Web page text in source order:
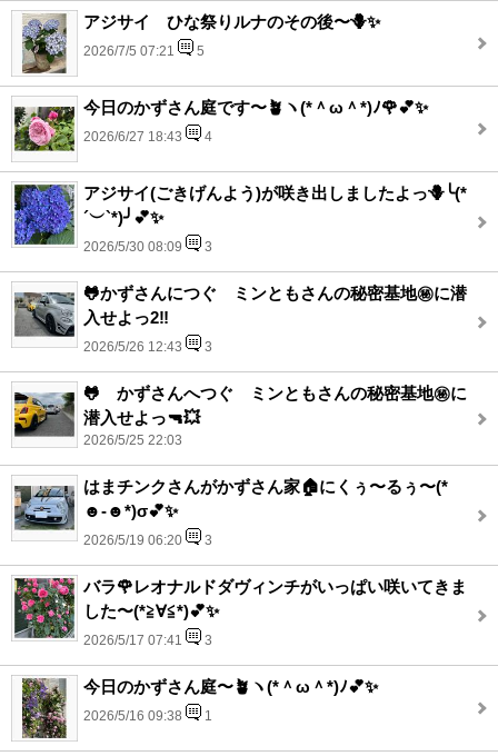
アジサイ ひな祭りルナのその後〜🪻✨
2026/7/5 07:21 5
今日のかずさん庭です〜🪴ヽ(*＾ω＾*)ﾉ🌹💕✨
2026/6/27 18:43 4
アジサイ(ごきげんよう)が咲き出しましたよっ🪻╰(*
´︶`*)╯💕✨
2026/5/30 08:09 3
🐸かずさんにつぐ ミンともさんの秘密基地㊙️に潜
入せよっ2‼️
2026/5/26 12:43 3
🐸 かずさんへつぐ ミンともさんの秘密基地㊙️に
潜入せよっ🔫💥
2026/5/25 22:03
はまチンクさんがかずさん家🏠にくぅ〜るぅ〜(*
☻-☻*)σ💕✨
2026/5/19 06:20 3
バラ🌹レオナルドダヴィンチがいっぱい咲いてきま
した〜(*≧∀≦*)💕✨
2026/5/17 07:41 3
今日のかずさん庭〜🪴ヽ(*＾ω＾*)ﾉ💕✨
2026/5/16 09:38 1